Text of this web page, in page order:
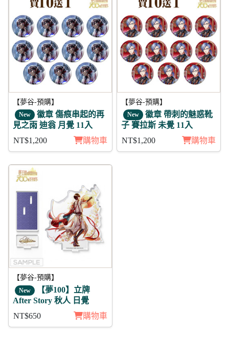
【夢谷-預購】
New 徽章 傷痕串起的再
見之雨 迪翁 月覺 11入
NT$1,200
購物車
【夢谷-預購】
New 徽章 帶刺的魅惑靴
子 賽拉斯 未覺 11入
NT$1,200
購物車
【夢谷-預購】
New 【夢100】立牌
After Story 秋人 日覺
NT$650
購物車